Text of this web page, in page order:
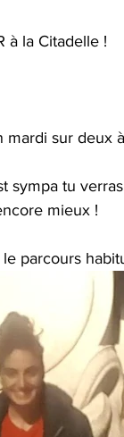
à la Citadelle !
mardi sur deux
sympa tu
mieux !
parcours